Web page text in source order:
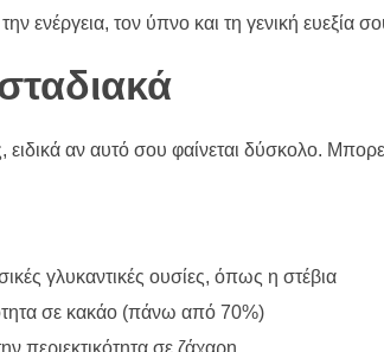
ενέργεια, τον ύπνο και τη γενική ευεξία
ειδικά αν αυτό σου φαίνεται δύσκολο.
γλυκαντικές ουσίες, όπως η στέβια
σε κακάο (πάνω από 70%)
περιεκτικότητα σε ζάχαρη